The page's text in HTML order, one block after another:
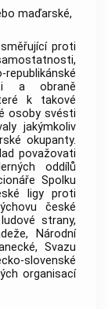
maďarské,
proti
a obraně
k takové
osoby svésti
jakýmkoliv
okupanty.
považovati
oddílů
Spolku
ligy proti
české
strany,
Národní
Svazu
slovenské
organisací